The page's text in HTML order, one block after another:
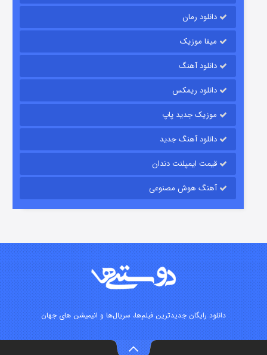
رویایی برای تو
قسمت
قسمت۲ (دوبله) منتشر شد
دانلود رمان
میفا موزیک
دانلود آهنگ
دانلود ریمکس
موزیک جدید پاپ
دانلود آهنگ جدید
قیمت ایمپلنت دندان
آهنگ هوش مصنوعی
دانلود رایگان جدیدترین فیلم‌ها، سریال‌ها و انیمیشن های جهان